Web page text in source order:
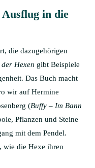
Ausflug in die
die dazugehörigen
Hexen gibt Beispiele
Das Buch macht
wir auf Hermine
(Buffy – Im Bann
Pflanzen und Steine
mit dem Pendel.
wie die Hexe ihren